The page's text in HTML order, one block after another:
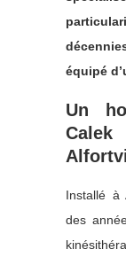
équipé
Un
Installé à
des